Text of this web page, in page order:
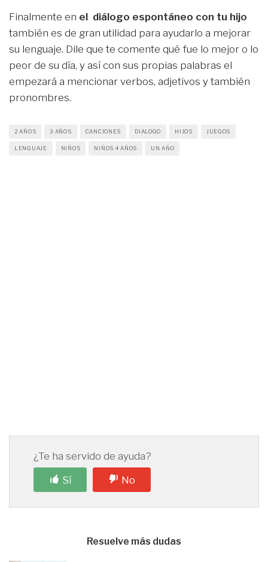
Finalmente en el diálogo espontáneo con tu hijo
también es de gran utilidad para ayudarlo a mejorar
su lenguaje. Dile que te comente qué fue lo mejor o lo
peor de su día, y así con sus propias palabras el
empezará a mencionar verbos, adjetivos y también
pronombres.
2 AÑOS 3 AÑOS CANCIONES DIALOGO HIJOS JUEGOS
LENGUAJE NIÑOS NIÑOS 4 AÑOS UN AÑO
¿Te ha servido de ayuda?
Sí
No
Resuelve más dudas